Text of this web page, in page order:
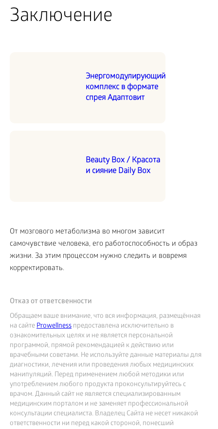
Заключение
Энергомодулирующий
комплекс в формате
спрея Адаптовит
Beauty Box / Красота
и сияние Daily Box
От мозгового метаболизма во многом зависит
самочувствие человека, его работоспособность и образ
жизни. За этим процессом нужно следить и вовремя
корректировать.
Отказ от ответсвенности
Обращаем ваше внимание, что вся информация, размещённая
на сайтеProwellness предоставлена исключительно в
ознакомительных целях и не является персональной
программой, прямой рекомендацией к действию или
врачебными советами. Не используйте данные материалы для
диагностики, лечения или проведения любых медицинских
манипуляций. Перед применением любой методики или
употреблением любого продукта проконсультируйтесь с
врачом. Данный сайт не является специализированным
медицинским порталом и не заменяет профессиональной
консультации специалиста. Владелец Сайта не несет никакой
ответственности ни перед какой стороной, понесший